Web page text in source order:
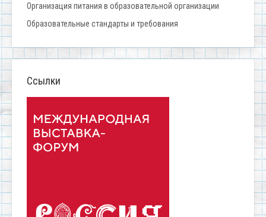
Организация питания в образовательной организации
Образовательные стандарты и требования
Ссылки